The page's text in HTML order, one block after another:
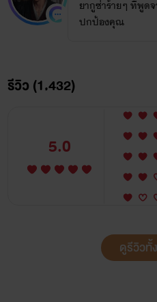
ยากูซ่าร้ายๆ ที่พูด
ปกป้องคุณ
รีวิว (1,432)
5.0
ดูรีวิวทั้